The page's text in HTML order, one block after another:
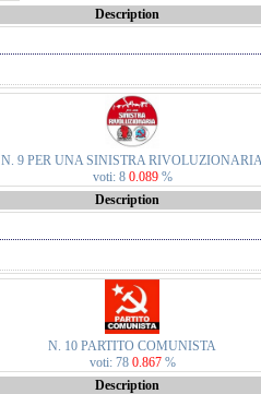
Description
N. 9 PER UNA SINISTRA
voti: 8 0.089 %
Description
N. 10 PARTITO COMUNISTA
voti: 78 0.867 %
Description